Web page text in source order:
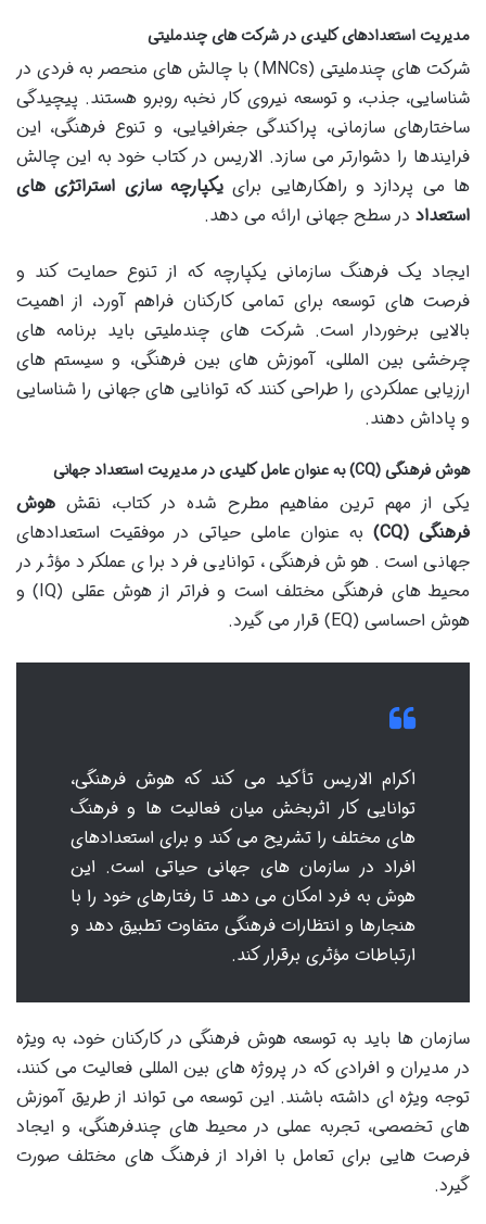
مدیریت استعدادهای کلیدی در شرکت های چندملیتی
شرکت های چندملیتی (MNCs) با چالش های منحصر به فردی در
شناسایی، جذب، و توسعه نیروی کار نخبه روبرو هستند. پیچیدگی
ساختارهای سازمانی، پراکندگی جغرافیایی، و تنوع فرهنگی، این
فرایندها را دشوارتر می سازد. الاریس در کتاب خود به این چالش
ها می پردازد و راهکارهایی برای یکپارچه سازی استراتژی های
استعداد در سطح جهانی ارائه می دهد.
ایجاد یک فرهنگ سازمانی یکپارچه که از تنوع حمایت کند و
فرصت های توسعه برای تمامی کارکنان فراهم آورد، از اهمیت
بالایی برخوردار است. شرکت های چندملیتی باید برنامه های
چرخشی بین المللی، آموزش های بین فرهنگی، و سیستم های
ارزیابی عملکردی را طراحی کنند که توانایی های جهانی را شناسایی
و پاداش دهند.
هوش فرهنگی (CQ) به عنوان عامل کلیدی در مدیریت استعداد جهانی
یکی از مهم ترین مفاهیم مطرح شده در کتاب، نقش هوش
فرهنگی (CQ)
به عنوان عاملی حیاتی در موفقیت استعدادهای
جهانی است. هوش فرهنگی، توانایی فرد برای عملکرد مؤثر در
محیط های فرهنگی مختلف است و فراتر از هوش عقلی (IQ) و
هوش احساسی (EQ) قرار می گیرد.
اکرام الاریس تأکید می کند که هوش فرهنگی،
توانایی کار اثربخش میان فعالیت ها و فرهنگ
های مختلف را تشریح می کند و برای استعدادهای
افراد در سازمان های جهانی حیاتی است. این
هوش به فرد امکان می دهد تا رفتارهای خود را با
هنجارها و انتظارات فرهنگی متفاوت تطبیق دهد و
ارتباطات مؤثری برقرار کند.
سازمان ها باید به توسعه هوش فرهنگی در کارکنان خود، به ویژه
در مدیران و افرادی که در پروژه های بین المللی فعالیت می کنند،
توجه ویژه ای داشته باشند. این توسعه می تواند از طریق آموزش
های تخصصی، تجربه عملی در محیط های چندفرهنگی، و ایجاد
فرصت هایی برای تعامل با افراد از فرهنگ های مختلف صورت
گیرد.